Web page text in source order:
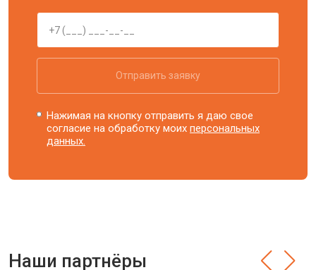
Отправить заявку
Нажимая на кнопку отправить я даю свое
согласие на обработку моихперсональных
данных.
Наши партнёры